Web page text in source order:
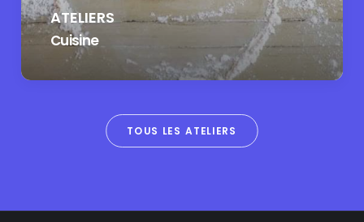
ATELIERS
Cuisine
TOUS LES ATELIERS